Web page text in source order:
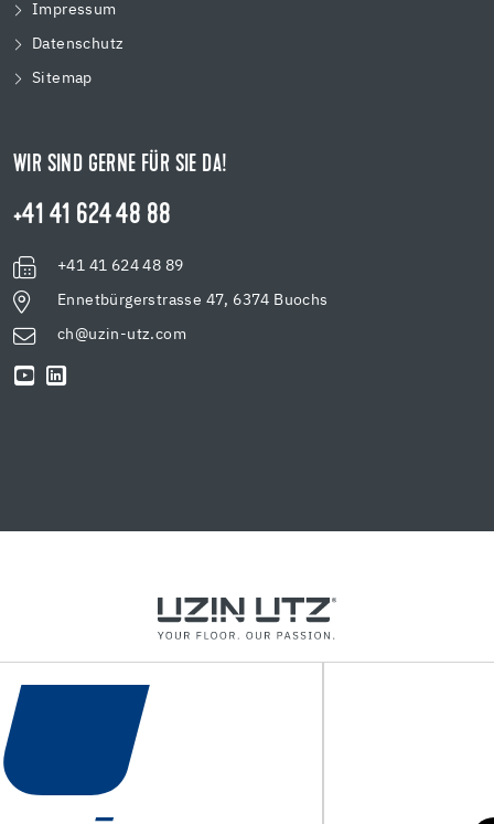
Impressum
Datenschutz
Sitemap
WIR SIND GERNE FÜR SIE DA!
+41 41 624 48 88
+41 41 624 48 89
Ennetbürgerstrasse 47, 6374 Buochs
ch@uzin-utz.com